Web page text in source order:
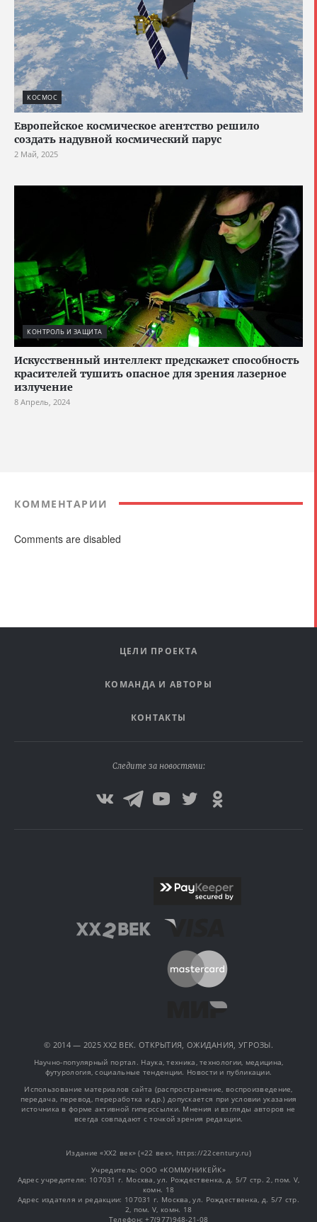
КОСМОС
Европейское космическое агентство решило
создать надувной космический парус
2 Май, 2025
КОНТРОЛЬ И ЗАЩИТА
Искусственный интеллект предскажет способность
красителей тушить опасное для зрения лазерное
излучение
8 Апрель, 2024
КОММЕНТАРИИ
Comments are disabled
ЦЕЛИ ПРОЕКТА
КОМАНДА И АВТОРЫ
КОНТАКТЫ
Следите за новостями:
© 2014 — 2025 XX2 ВЕК. ОТКРЫТИЯ, ОЖИДАНИЯ, УГРОЗЫ.
Научно-популярный портал. Наука, техника, технологии, медицина,
футурология, социальные тенденции. Новости и публикации.
Использование материалов сайта (распространение, воспроизведение,
передача, перевод, переработка и др.) допускается при условии указания
источника в форме активной гиперссылки. Мнения и взгляды авторов не
всегда совпадают с точкой зрения редакции.
Издание «XX2 век» («22 век», https://22century.ru)
Учредитель: OOO «КОММУНИКЕЙК»
Адрес учредителя: 107031 г. Москва, ул. Рождественка, д. 5/7 стр. 2, пом. V,
комн. 18
Адрес издателя и редакции: 107031 г. Москва, ул. Рождественка, д. 5/7 стр.
2, пом. V, комн. 18
Телефон: +7(977)948-21-08